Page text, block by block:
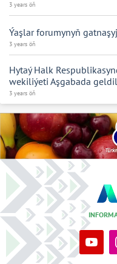
3 years öň
Ýaşlar forumynyň
3 years öň
Hytaý Halk
wekiliýeti Aşgabada
3 years öň